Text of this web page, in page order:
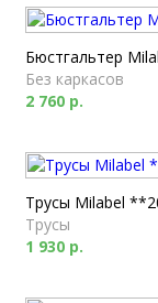
Бюстгальтер
Без каркасов
2 760 р.
Трусы Milabel
Трусы
1 930 р.